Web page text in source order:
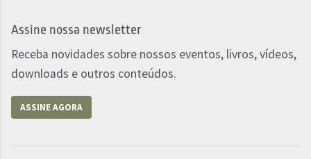
Assine nossa newsletter
Receba novidades sobre nossos eventos, livros, vídeos,
downloads e outros conteúdos.
ASSINE AGORA